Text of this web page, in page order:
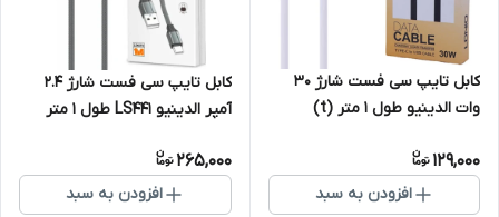
کابل تایپ سی فست شارژ 30
وات الدینیو طول 1 متر (t)
129,000
افزودن به سبد
کابل تایپ سی فست شارژ 2.4
آمپر الدینیو LS441 طول 1 متر
265,000
افزودن به سبد